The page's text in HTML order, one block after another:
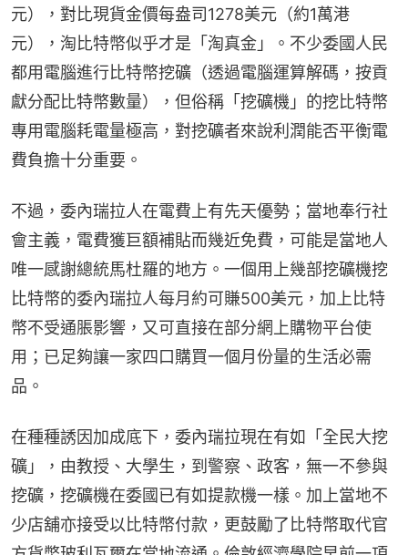
元），對比現貨金價每盎司1278美元（約1萬港
元），淘比特幣似乎才是「淘真金」。不少委國人民
都用電腦進行比特幣挖礦（透過電腦運算解碼，按貢
獻分配比特幣數量），但俗稱「挖礦機」的挖比特幣
專用電腦耗電量極高，對挖礦者來說利潤能否平衡電
費負擔十分重要。
不過，委內瑞拉人在電費上有先天優勢；當地奉行社
會主義，電費獲巨額補貼而幾近免費，可能是當地人
唯一感謝總統馬杜羅的地方。一個用上幾部挖礦機挖
比特幣的委內瑞拉人每月約可賺500美元，加上比特
幣不受通脹影響，又可直接在部分網上購物平台使
用；已足夠讓一家四口購買一個月份量的生活必需
品。
在種種誘因加成底下，委內瑞拉現在有如「全民大挖
礦」，由教授、大學生，到警察、政客，無一不參與
挖礦，挖礦機在委國已有如提款機一樣。加上當地不
少店舖亦接受以比特幣付款，更鼓勵了比特幣取代官